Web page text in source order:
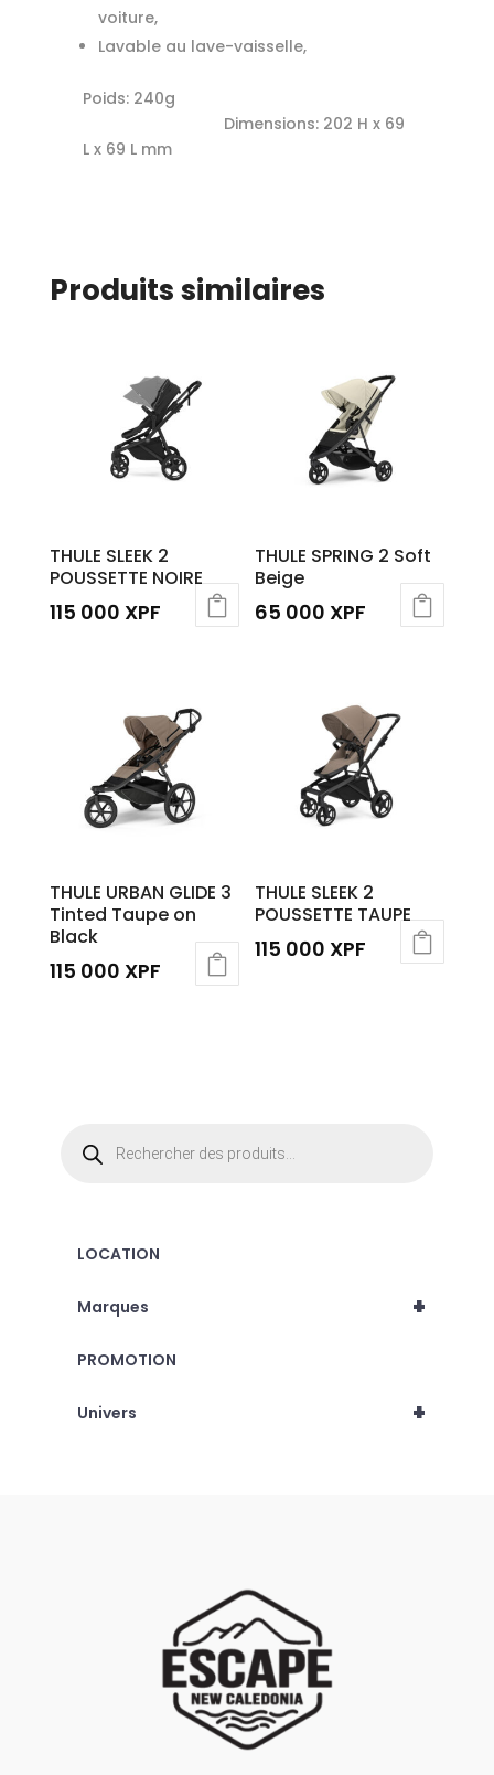
voiture,
Lavable au lave-vaisselle,
Poids: 240g
Dimensions: 202 H x 69
L x 69 L mm
Produits similaires
THULE SLEEK 2
POUSSETTE NOIRE
115 000 XPF
THULE SPRING 2 Soft
Beige
65 000 XPF
THULE URBAN GLIDE 3
Tinted Taupe on
Black
115 000 XPF
THULE SLEEK 2
POUSSETTE TAUPE
115 000 XPF
produits
LOCATION
+
Marques
PROMOTION
+
Univers